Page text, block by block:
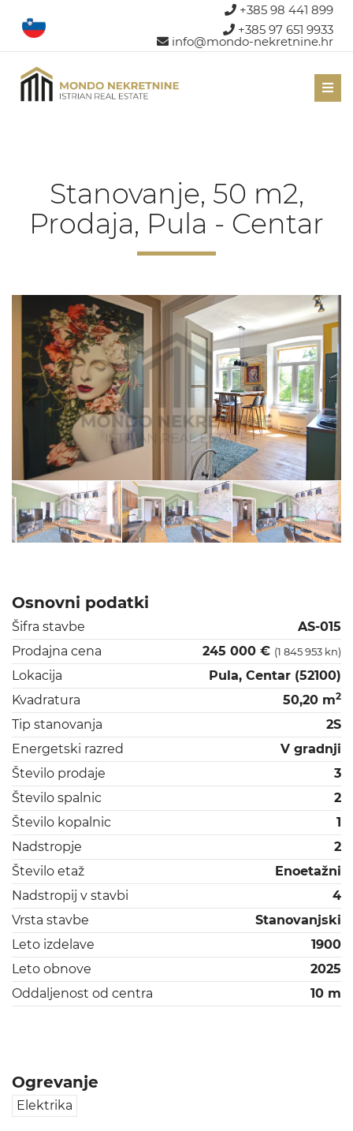
+385 98 441 899
+385 97 651 9933
info@mondo-nekretnine.hr
Stanovanje, 50 m2,
Prodaja, Pula - Centar
Osnovni podatki
Šifra stavbe
AS-015
Prodajna cena
245 000 € (1 845 953 kn)
Lokacija
Pula, Centar (52100)
Kvadratura
50,20 m2
Tip stanovanja
2S
Energetski razred
V gradnji
Število prodaje
3
Število spalnic
2
Število kopalnic
1
Nadstropje
2
Število etaž
Enoetažni
Nadstropij v stavbi
4
Vrsta stavbe
Stanovanjski
Leto izdelave
1900
Leto obnove
2025
Oddaljenost od centra
10 m
Ogrevanje
Elektrika